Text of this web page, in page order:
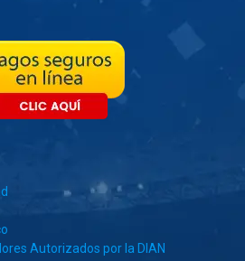
Autorizados por la DIAN